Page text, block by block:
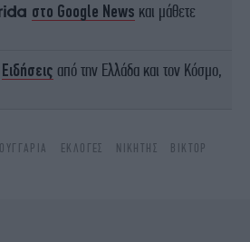
στο Google News και μάθετε
Ειδήσεις από την Ελλάδα και τον Κόσμο,
ΟΥΓΓΑΡΊΑ ΕΚΛΟΓΈΣ ΝΙΚΗΤΉΣ
ΒΊΚΤΟΡ